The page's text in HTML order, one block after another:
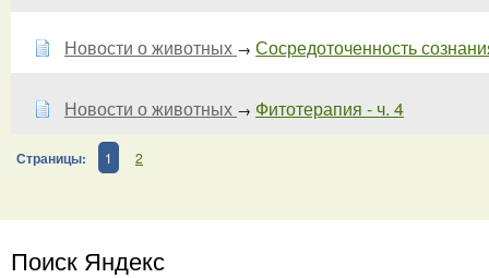
Новости о животных → Сосредоточенность
Новости о животных → Фитотерапия - ч. 4
Страницы: 1 2
Поиск Яндекс